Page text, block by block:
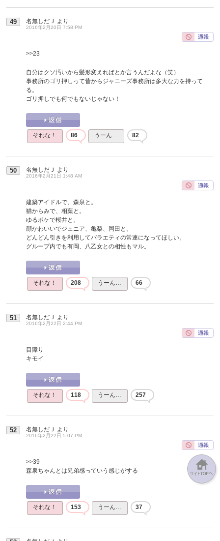
49 名無しだＪ より
2016年2月20日 7:58 PM
>>23
自分はクソ汚いから髪形変えればとか言うんだよな（笑）
事務所のゴリ押しって昔からジャニーズ事務所は多大な力を持って
る。
ゴリ押しでも何でもないじゃない！
それな！ 86 うーん… 82
50 名無しだＪ より
2016年2月21日 1:48 AM
建築アイドルで、森泉と。
猫からみで、相葉と。
ゆるボケで桜井と。
顔かわいいでジュニア、亀梨、岡田と。
どんどん引きを利用してバラエティの常連になってほしい。
グループ内でも有岡、八乙女との相性もマル。
それな！ 208 うーん… 66
51 名無しだＪ より
2016年2月22日 2:44 PM
目障り
キモイ
それな！ 118 うーん… 257
52 名無しだＪ より
2016年2月22日 5:07 PM
>>39
森泉ちゃんとは兄弟感っていう感じがする
それな！ 153 うーん… 37